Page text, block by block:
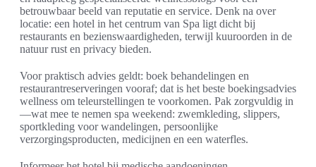
betrouwbaar beeld van reputatie en service. Denk na over
locatie: een hotel in het centrum van Spa ligt dicht bij
restaurants en bezienswaardigheden, terwijl kuuroorden in de
natuur rust en privacy bieden.
Voor praktisch advies geldt: boek behandelingen en
restaurantreserveringen vooraf; dat is het beste boekingsadvies
wellness om teleurstellingen te voorkomen. Pak zorgvuldig in
—wat mee te nemen spa weekend: zwemkleding, slippers,
sportkleding voor wandelingen, persoonlijke
verzorgingsproducten, medicijnen en een waterfles.